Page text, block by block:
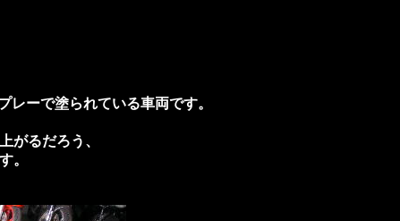
ーで塗られている車両です。
がるだろう、
。